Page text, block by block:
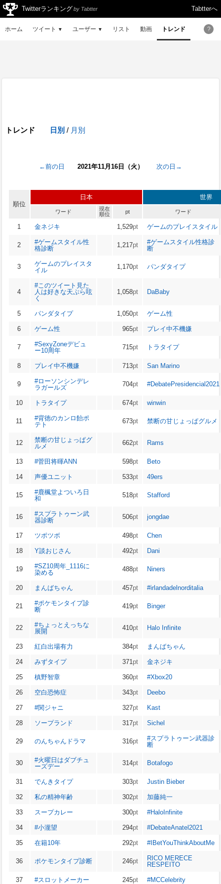
Tabtterへ
Twitterランキングby Tabtter
ホーム ツイート ▼ ユーザー ▼ リスト 動画 トレンド ?
トレンド 日別 / 月別
←前の日 2021年11月16日（火） 次の日→
順位
日本 世界
ワード
現在
順位
pt ワード
1 金ネジキ 1,529pt ゲームのプレイスタイル
2
#ゲームスタイル性
格診断
1,217pt
#ゲームスタイル性格診
断
3
ゲームのプレイスタ
イル
1,170pt パンダタイプ
4
#このツイート見た
人は好きな天ぷら呟
く
1,058pt DaBaby
5 パンダタイプ 1,050pt ゲーム性
6 ゲーム性 965pt プレイ中不機嫌
7
#SexyZoneデビュ
ー10周年
715pt トラタイプ
8 プレイ中不機嫌 713pt San Marino
9
#ローソンシンデレ
ラガールズ
704pt #DebatePresidencial2021
10 トラタイプ 674pt winwin
11
#背徳のカンロ飴ポ
テト
673pt ️禁断の甘じょっぱグルメ
12
️禁断の甘じょっぱグ
ルメ
662pt Rams
13 #菅田将暉ANN 598pt Beto
14 声優ユニット 533pt 49ers
15
#鹿楓堂よついろ日
和
518pt Stafford
16
#スプラトゥーン武
器診断
506pt jongdae
17 ツボツボ 498pt Chen
18 Y談おじさん 492pt Dani
19
#SZ10周年_1116に
染める
488pt Niners
20 まんばちゃん 457pt #irlandadelnorditalia
21
#ポケモンタイプ診
断
419pt Binger
22
#ちょっとえっちな
展開
410pt Halo Infinite
23 紅白出場有力 384pt まんばちゃん
24 みずタイプ 371 pt 金ネジキ
25 槙野智章 360pt #Xbox20
26 空白恐怖症 343pt Deebo
27 #関ジャニ 327pt Kast
28 ソープランド 317pt Sichel
29 のんちゃんドラマ 316pt
#スプラトゥーン武器診
断
30
#火曜日はダブチュ
ーズデー
314pt Botafogo
31 でんきタイプ 303pt Justin Bieber
32 私の精神年齢 302pt 加藤純一
33 スープカレー 300pt #HaloInfinite
34 #小瀧望 294pt #DebateAnatel2021
35 在籍10年 292pt #IBetYouThinkAboutMe
36 ポケモンタイプ診断 246pt
RICO MERECE
RESPEITO
37 #スロットメーカー 245pt #MCCelebrity